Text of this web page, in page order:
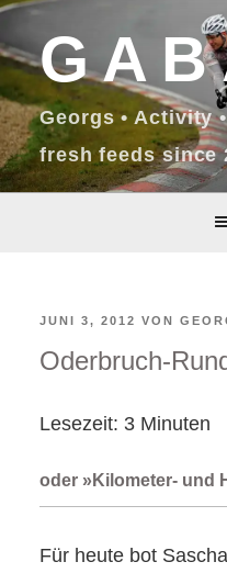
Zum
Inhalt
springen
Georgs • Activity
fresh feeds since
VERÖFFENTLICHT
AM
JUNI 3, 2012 VON
Oderbruch-
Lesezeit: 3 Minuten
oder »Kilometer- und
Für heute bot